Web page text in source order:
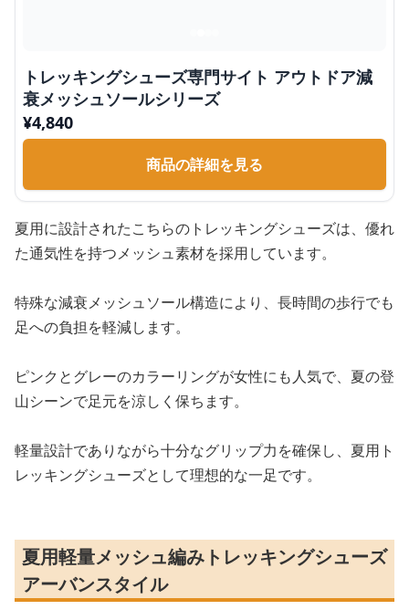
トレッキングシューズ専門サイト アウトドア減
衰メッシュソールシリーズ
¥4,840
商品の詳細を見る
夏用に設計されたこちらのトレッキングシューズは、優れ
た通気性を持つメッシュ素材を採用しています。
特殊な減衰メッシュソール構造により、長時間の歩行でも
足への負担を軽減します。
ピンクとグレーのカラーリングが女性にも人気で、夏の登
山シーンで足元を涼しく保ちます。
軽量設計でありながら十分なグリップ力を確保し、夏用ト
レッキングシューズとして理想的な一足です。
夏用軽量メッシュ編みトレッキングシューズ
アーバンスタイル